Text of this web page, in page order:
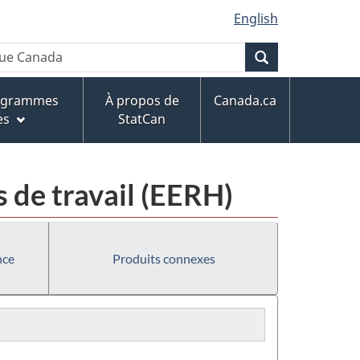
English
À propos de
StatCan
Canada.ca
travail (EERH)
Produits connexes